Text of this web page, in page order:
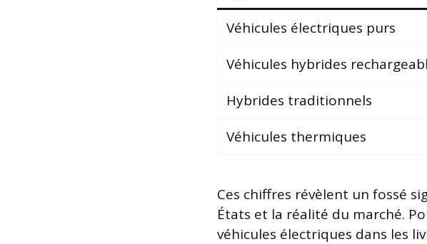
Véhicules électriques purs
Véhicules hybrides
Hybrides traditionnels
Véhicules thermiques
Ces chiffres révèlent un fossé
États et la réalité du marché.
véhicules électriques dans les